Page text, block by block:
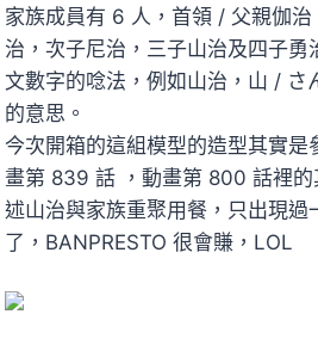
家族成員有 6 人，首領 / 父親伽
治，次子尼治，三子山治及四子勇
文數字的唸法，例如山治，山 / さ
的意思。
今次開箱的這組模型的造型其實是
畫第 839 話 ，動畫第 800 話裡
述山治與家族重聚用餐，只出現過
了，BANPRESTO 很會賺，LOL